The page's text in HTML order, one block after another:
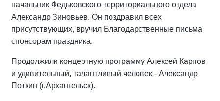
начальник Федьковского территориального отдела
Александр Зиновьев. Он поздравил всех
присутствующих, вручил Благодарственные письма
спонсорам праздника.
Продолжили концертную программу Алексей Карпов
и удивительный, талантливый человек - Александр
Поткин (г.Архангельск).